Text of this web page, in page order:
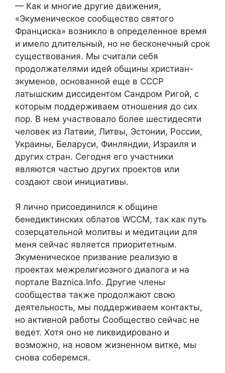
— Как и многие другие движения,
«Экуменическое сообщество святого
Франциска» возникло в определенное время
и имело длительный, но не бесконечный срок
существования. Мы считали себя
продолжателями идей общины христиан-
экуменов, основанной еще в СССР
латышским диссидентом Сандром Ригой, с
которым поддерживаем отношения до сих
пор. В нем участвовало более шестидесяти
человек из Латвии, Литвы, Эстонии, России,
Украины, Беларуси, Финляндии, Израиля и
других стран. Сегодня его участники
являются частью других проектов или
создают свои инициативы.
Я лично присоединился к общине
бенедиктинских облатов WCCM, так как путь
созерцательной молитвы и медитации для
меня сейчас является приоритетным.
Экуменическое призвание реализую в
проектах межрелигиозного диалога и на
портале Baznica.Info. Другие члены
сообщества также продолжают свою
деятельность, мы поддерживаем контакты,
но активной работы Сообщество сейчас не
ведет. Хотя оно не ликвидировано и
возможно, на новом жизненном витке, мы
снова соберемся.